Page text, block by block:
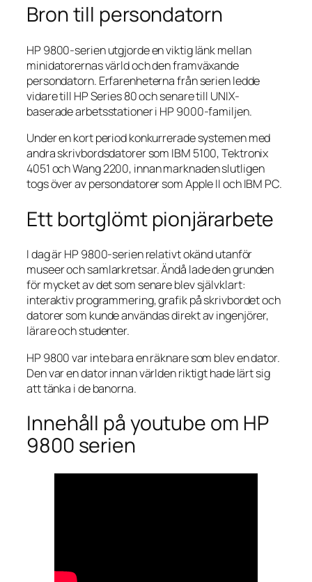
Bron till persondatorn
HP 9800-serien utgjorde en viktig länk mellan
minidatorernas värld och den framväxande
persondatorn. Erfarenheterna från serien ledde
vidare till HP Series 80 och senare till UNIX-
baserade arbetsstationer i HP 9000-familjen.
Under en kort period konkurrerade systemen med
andra skrivbordsdatorer som IBM 5100, Tektronix
4051 och Wang 2200, innan marknaden slutligen
togs över av persondatorer som Apple II och IBM PC.
Ett bortglömt pionjärarbete
I dag är HP 9800-serien relativt okänd utanför
museer och samlarkretsar. Ändå lade den grunden
för mycket av det som senare blev självklart:
interaktiv programmering, grafik på skrivbordet och
datorer som kunde användas direkt av ingenjörer,
lärare och studenter.
HP 9800 var inte bara en räknare som blev en dator.
Den var en dator innan världen riktigt hade lärt sig
att tänka i de banorna.
Innehåll på youtube om HP
9800 serien